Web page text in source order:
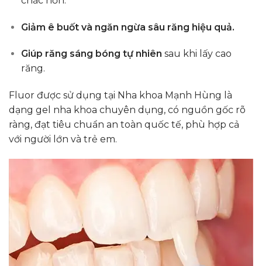
Giảm ê buốt và ngăn ngừa sâu răng hiệu quả.
Giúp răng sáng bóng tự nhiên sau khi lấy cao
răng.
Fluor được sử dụng tại Nha khoa Mạnh Hùng là
dạng gel nha khoa chuyên dụng, có nguồn gốc rõ
ràng, đạt tiêu chuẩn an toàn quốc tế, phù hợp cả
với người lớn và trẻ em.